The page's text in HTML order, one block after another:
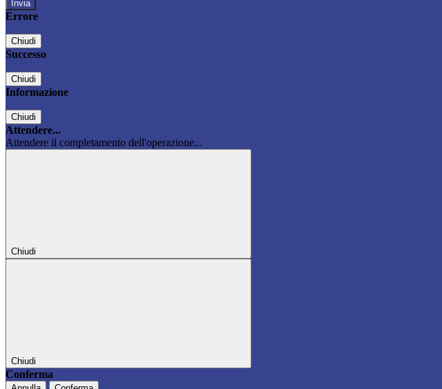
Errore
Chiudi
Successo
Chiudi
Informazione
Chiudi
Attendere...
Attendere il completamento dell'operazione...
Chiudi
Chiudi
Conferma